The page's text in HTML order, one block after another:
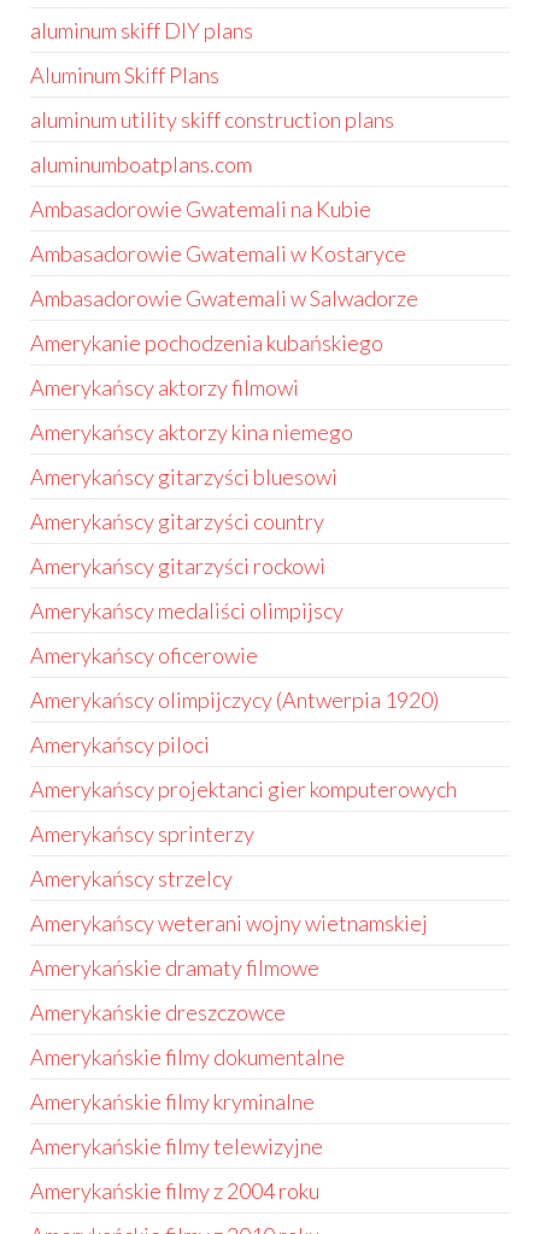
aluminum skiff DIY plans
Aluminum Skiff Plans
aluminum utility skiff construction plans
aluminumboatplans.com
Ambasadorowie Gwatemali na Kubie
Ambasadorowie Gwatemali w Kostaryce
Ambasadorowie Gwatemali w Salwadorze
Amerykanie pochodzenia kubańskiego
Amerykańscy aktorzy filmowi
Amerykańscy aktorzy kina niemego
Amerykańscy gitarzyści bluesowi
Amerykańscy gitarzyści country
Amerykańscy gitarzyści rockowi
Amerykańscy medaliści olimpijscy
Amerykańscy oficerowie
Amerykańscy olimpijczycy (Antwerpia 1920)
Amerykańscy piloci
Amerykańscy projektanci gier komputerowych
Amerykańscy sprinterzy
Amerykańscy strzelcy
Amerykańscy weterani wojny wietnamskiej
Amerykańskie dramaty filmowe
Amerykańskie dreszczowce
Amerykańskie filmy dokumentalne
Amerykańskie filmy kryminalne
Amerykańskie filmy telewizyjne
Amerykańskie filmy z 2004 roku